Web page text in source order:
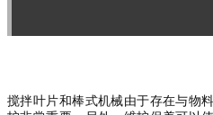
搅拌叶片和棒式机械由于存在与物